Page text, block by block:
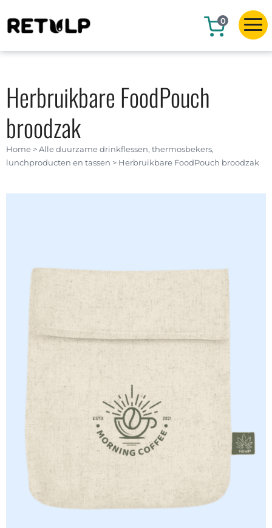
0
Home >Alle duurzame drinkflessen, thermosbekers,
lunchproducten en tassen > Herbruikbare FoodPouch broodzak
Herbruikbare FoodPouch
broodzak